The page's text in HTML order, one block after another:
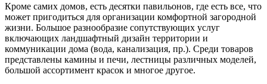
Кроме самих домов, есть десятки павильонов, где есть все, что
может пригодиться для организации комфортной загородной
жизни. Большое разнообразие сопутствующих услуг
включающих ландшафтный дизайн территории и
коммуникации дома (вода, канализация, пр.). Среди товаров
представлены камины и печи, лестницы различных моделей,
большой ассортимент красок и многое другое.